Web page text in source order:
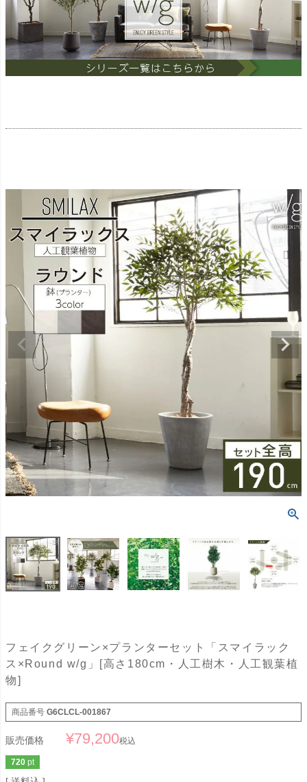
フェイクグリーン×プランターセット「スマイラック
ス×Round w/g」[高さ180cm・人工樹木・人工観葉植
物]
商品番号 G6CLCL-001867
販売価格 ¥79,200税込
720 pt